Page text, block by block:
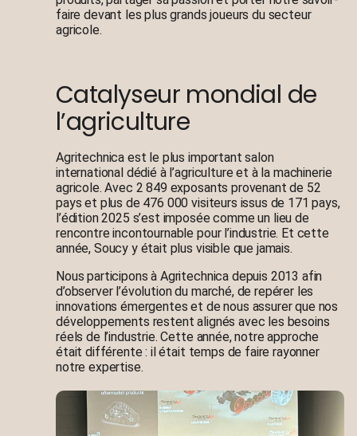
faire devant les plus grands joueurs du secteur
agricole.
Catalyseur mondial de
l’agriculture
Agritechnica est le plus important salon
international dédié à l’agriculture et à la machinerie
agricole. Avec 2 849 exposants provenant de 52
pays et plus de 476 000 visiteurs issus de 171 pays,
l’édition 2025 s’est imposée comme un lieu de
rencontre incontournable pour l’industrie. Et cette
année, Soucy y était plus visible que jamais.
Nous participons à Agritechnica depuis 2013 afin
d’observer l’évolution du marché, de repérer les
innovations émergentes et de nous assurer que nos
développements restent alignés avec les besoins
réels de l’industrie. Cette année, notre approche
était différente : il était temps de faire rayonner
notre expertise.